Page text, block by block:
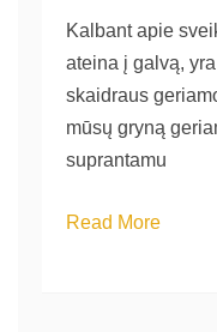
Kalbant apie
ateina į galvą,
skaidraus
mūsų gryną
suprantamu
Read More